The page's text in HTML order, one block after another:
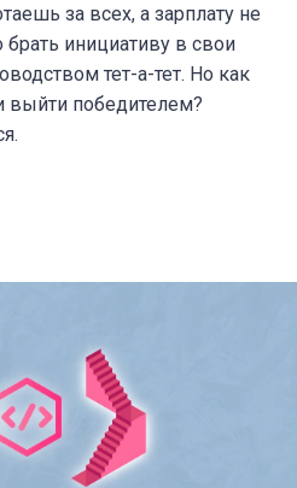
за всех, а зарплату не
инициативу в свои
тет-а-тет. Но как
выйти победителем?